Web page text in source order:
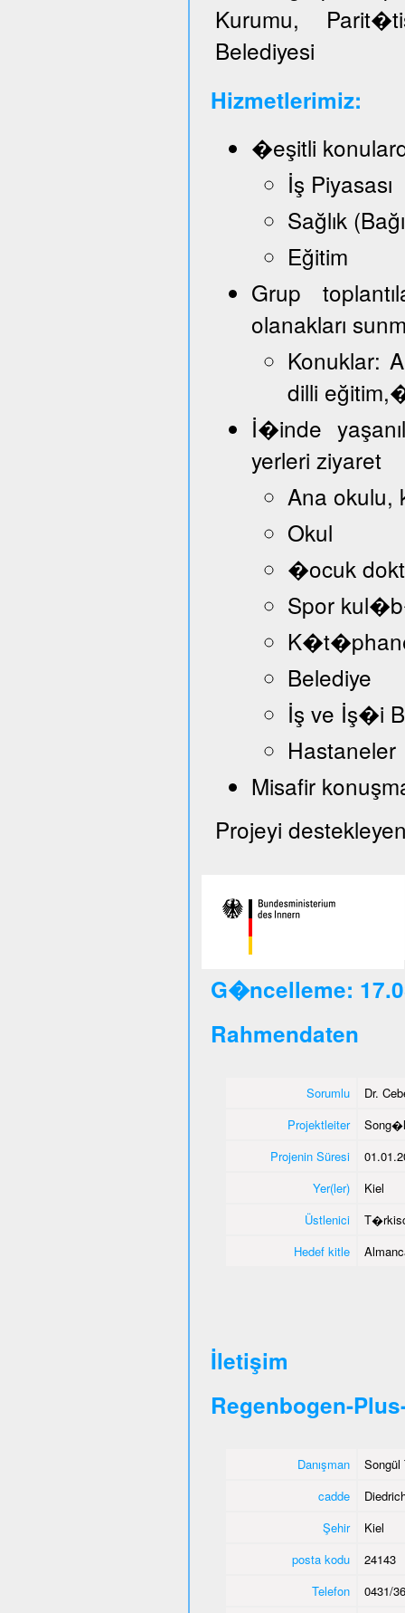
Kurumu,
Belediyesi
Hizmetlerimiz:
�eşitli
İş Piyasası
Sağlık
Eğitim
Grup
olanakları
Konuklar:
dilli
İ�inde
yerleri ziyaret
Ana okulu,
Okul
�ocuk
Spor
Belediye
İş ve İş�i
Hastaneler
Misafir
Projeyi
G�ncelleme:
Rahmendaten
Sorumlu
Dr.
Projektleiter
Projenin Süresi
Yer(ler)
Kiel
Üstlenici
Hedef kitle
İletişim
Regenbogen-
Danışman
Songül
cadde
Şehir
Kiel
posta kodu
24143
Telefon
0431/